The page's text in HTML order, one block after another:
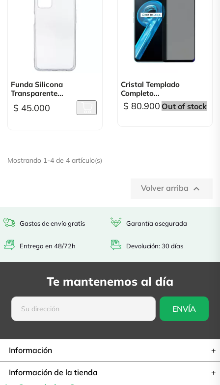
Funda Silicona
Transparente...
$ 45.000
Cristal Templado
Completo...
$ 80.900 Out of stock
Mostrando 1-4 de 4 artículo(s)
Volver arriba 
Gastos de envío gratis
Entrega en 48/72h
Garantía asegurada
Devolución: 30 días
Te mantenemos al día
Información
Información de la tienda